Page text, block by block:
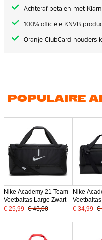
Achteraf betalen met
100% officiële KNVB
Oranje ClubCard houders
POPULAIRE
Nike Academy 21 Team
Voetbaltas Large Zwart
€ 25,99 € 43,00
Nike
€ 34,99 €